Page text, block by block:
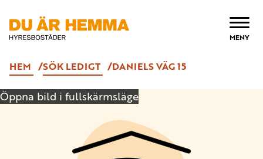
ÖPPNA
MENY
HEM SÖK LEDIGT DANIELS VÄG 15
Öppna bild i fullskärmsläge